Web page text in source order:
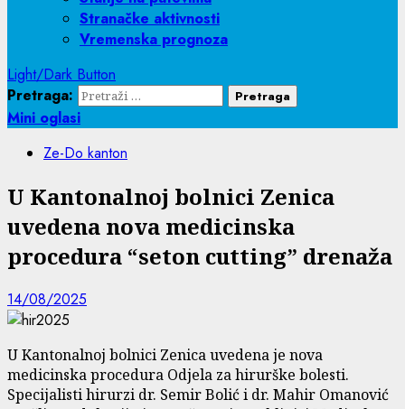
Stranačke aktivnosti
Vremenska prognoza
Light/Dark Button
Pretraga:
Mini oglasi
Ze-Do kanton
U Kantonalnoj bolnici Zenica
uvedena nova medicinska
procedura “seton cutting” drenaža
14/08/2025
U Kantonalnoj bolnici Zenica uvedena je nova
medicinska procedura Odjela za hirurške bolesti.
Specijalisti hirurzi dr. Semir Bolić i dr. Mahir Omanović